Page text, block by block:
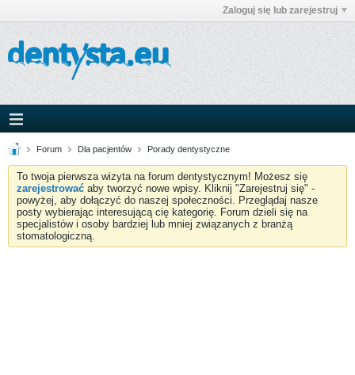
Zaloguj się lub zarejestruj
Forum Dla pacjentów Porady dentystyczne
To twoja pierwsza wizyta na forum dentystycznym! Możesz się
zarejestrować aby tworzyć nowe wpisy. Kliknij "Zarejestruj się" -
powyżej, aby dołączyć do naszej społeczności. Przeglądaj nasze
posty wybierając interesującą cię kategorię. Forum dzieli się na
specjalistów i osoby bardziej lub mniej związanych z branżą
stomatologiczną.